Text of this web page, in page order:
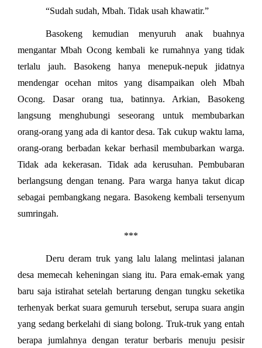
“Sudah sudah, Mbah. Tidak usah khawatir.”
Basokeng kemudian menyuruh anak buahnya
mengantar Mbah Ocong kembali ke rumahnya yang tidak
terlalu jauh. Basokeng hanya menepuk-nepuk jidatnya
mendengar ocehan mitos yang disampaikan oleh Mbah
Ocong. Dasar orang tua, batinnya. Arkian, Basokeng
langsung menghubungi seseorang untuk membubarkan
orang-orang yang ada di kantor desa. Tak cukup waktu lama,
orang-orang berbadan kekar berhasil membubarkan warga.
Tidak ada kekerasan. Tidak ada kerusuhan. Pembubaran
berlangsung dengan tenang. Para warga hanya takut dicap
sebagai pembangkang negara. Basokeng kembali tersenyum
sumringah.
***
Deru deram truk yang lalu lalang melintasi jalanan
desa memecah keheningan siang itu. Para emak-emak yang
baru saja istirahat setelah bertarung dengan tungku seketika
terhenyak berkat suara gemuruh tersebut, serupa suara angin
yang sedang berkelahi di siang bolong. Truk-truk yang entah
berapa jumlahnya dengan teratur berbaris menuju pesisir